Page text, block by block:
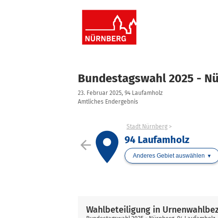
Bundestagswahl 2025 -
23. Februar 2025, 94 Laufamholz
Amtliches Endergebnis
arrow_backplace
Stadt Nürnberg
94 Laufamholz
Anderes Gebiet auswählen
Wahlbeteiligung in